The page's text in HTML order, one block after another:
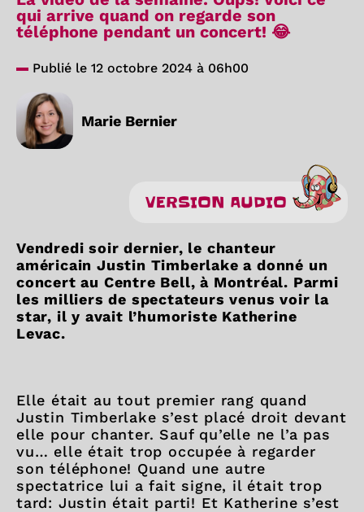
qui arrive quand on regarde son
téléphone pendant un concert! 😂
Publié le 12 octobre 2024 à 06h00
Marie Bernier
VERSION AUDIO
Vendredi soir dernier, le chanteur
américain Justin Timberlake a donné un
concert au Centre Bell, à Montréal. Parmi
les milliers de spectateurs venus voir la
star, il y avait l’humoriste Katherine
Levac.
Elle était au tout premier rang quand
Justin Timberlake s’est placé droit devant
elle pour chanter. Sauf qu’elle ne l’a pas
vu… elle était trop occupée à regarder
son téléphone! Quand une autre
spectatrice lui a fait signe, il était trop
tard: Justin était parti! Et Katherine s’est